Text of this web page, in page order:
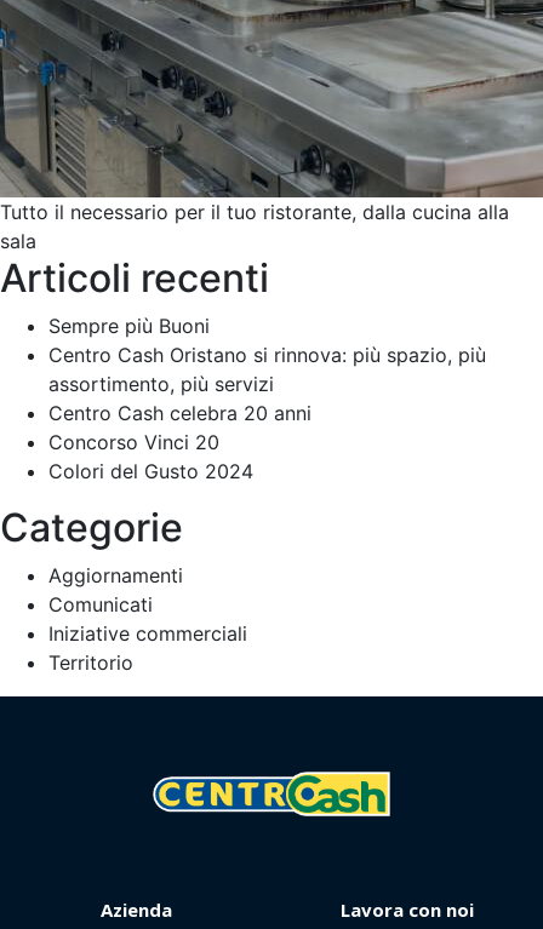
Contattaci
Tutto il necessario per il tuo ristorante, dalla cucina alla
sala
Articoli recenti
Sempre più Buoni
Centro Cash Oristano si rinnova: più spazio, più
assortimento, più servizi
Centro Cash celebra 20 anni
Concorso Vinci 20
Colori del Gusto 2024
Categorie
Aggiornamenti
Comunicati
Iniziative commerciali
Territorio
Azienda Lavora con noi